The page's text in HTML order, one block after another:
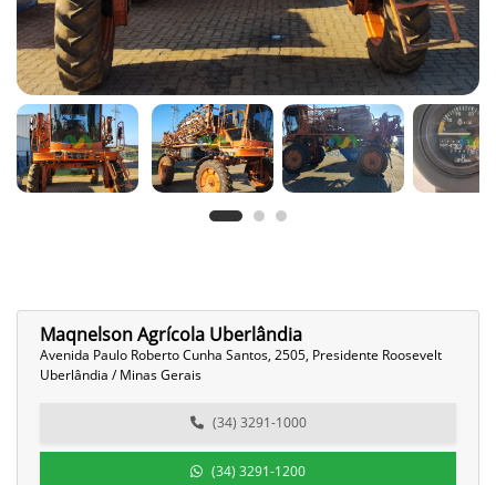
Maqnelson Agrícola Uberlândia
Avenida Paulo Roberto Cunha Santos, 2505, Presidente Roosevelt
Uberlândia / Minas Gerais
(34) 3291-1000
(34) 3291-1200